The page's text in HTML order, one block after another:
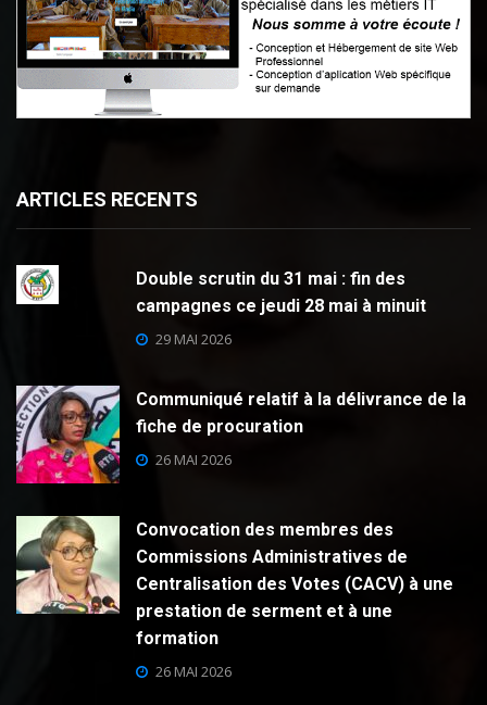
ARTICLES RECENTS
Double scrutin du 31 mai : fin des
campagnes ce jeudi 28 mai à minuit
29 MAI 2026
Communiqué relatif à la délivrance de la
fiche de procuration
26 MAI 2026
Convocation des membres des
Commissions Administratives de
Centralisation des Votes (CACV) à une
prestation de serment et à une
formation
26 MAI 2026